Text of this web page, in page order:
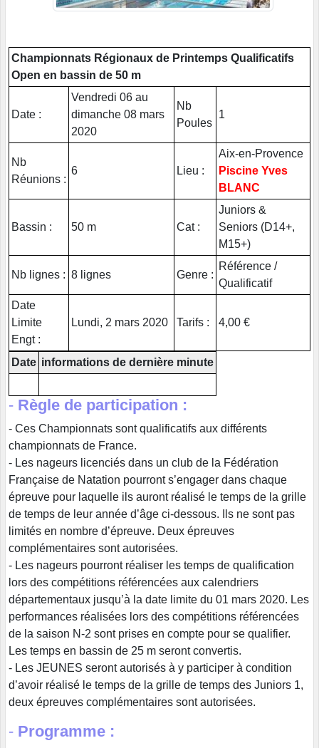
Championnats Régionaux de Printemps Qualificatifs
Open en bassin de 50 m
Date :
Vendredi 06 au
dimanche 08 mars
2020
Nb
Poules
1
Nb
Réunions :
6 Lieu :
Aix-en-Provence
Piscine Yves
BLANC
Bassin : 50 m Cat :
Juniors &
Seniors (D14+,
M15+)
Nb lignes : 8 lignes Genre :
Référence /
Qualificatif
Date
Limite
Engt :
Lundi, 2 mars 2020 Tarifs : 4,00 €
Date informations de dernière minute
- Règle de participation :
- Ces Championnats sont qualificatifs aux différents
championnats de France.
- Les nageurs licenciés dans un club de la Fédération
Française de Natation pourront s’engager dans chaque
épreuve pour laquelle ils auront réalisé le temps de la grille
de temps de leur année d’âge ci-dessous. Ils ne sont pas
limités en nombre d’épreuve. Deux épreuves
complémentaires sont autorisées.
- Les nageurs pourront réaliser les temps de qualification
lors des compétitions référencées aux calendriers
départementaux jusqu’à la date limite du 01 mars 2020. Les
performances réalisées lors des compétitions référencées
de la saison N-2 sont prises en compte pour se qualifier.
Les temps en bassin de 25 m seront convertis.
- Les JEUNES seront autorisés à y participer à condition
d’avoir réalisé le temps de la grille de temps des Juniors 1,
deux épreuves complémentaires sont autorisées.
- Programme :